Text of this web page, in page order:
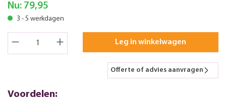
Nu: 79,95
3 - 5 werkdagen
Leg in winkelwagen
Offerte of advies aanvragen
Voordelen: